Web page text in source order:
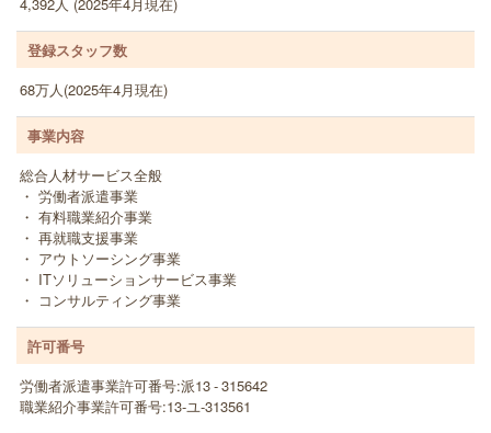
登録スタッフ数
68万人(2025年4月現在)
事業内容
総合人材サービス全般
・ 労働者派遣事業
・ 有料職業紹介事業
・ 再就職支援事業
・ アウトソーシング事業
・ ITソリューションサービス事業
・ コンサルティング事業
許可番号
労働者派遣事業許可番号:派13 - 315642
職業紹介事業許可番号:13-ユ-313561